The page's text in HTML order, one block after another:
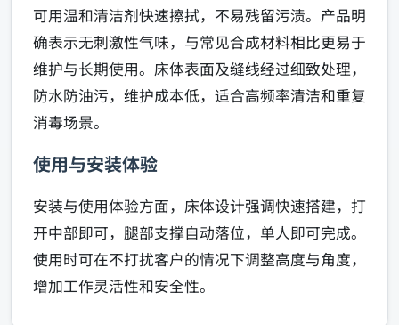
可用温和清洁剂快速擦拭，不易残留污渍。产品明
确表示无刺激性气味，与常见合成材料相比更易于
维护与长期使用。床体表面及缝线经过细致处理，
防水防油污，维护成本低，适合高频率清洁和重复
消毒场景。
使用与安装体验
安装与使用体验方面，床体设计强调快速搭建，打
开中部即可，腿部支撑自动落位，单人即可完成。
使用时可在不打扰客户的情况下调整高度与角度，
增加工作灵活性和安全性。